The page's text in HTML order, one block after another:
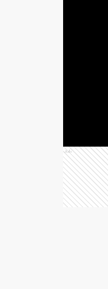
Ads